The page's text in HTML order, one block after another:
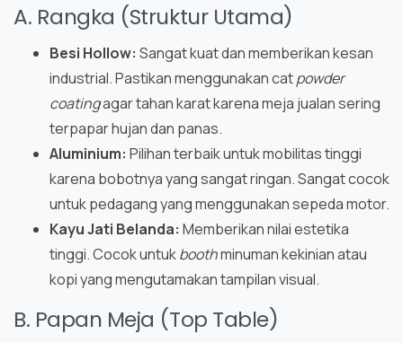
A. Rangka (Struktur Utama)
Besi Hollow: Sangat kuat dan memberikan kesan
industrial. Pastikan menggunakan catpowder
coatingagar tahan karat karena meja jualan sering
terpapar hujan dan panas.
Aluminium: Pilihan terbaik untuk mobilitas tinggi
karena bobotnya yang sangat ringan. Sangat cocok
untuk pedagang yang menggunakan sepeda motor.
Kayu Jati Belanda: Memberikan nilai estetika
tinggi. Cocok untukboothminuman kekinian atau
kopi yang mengutamakan tampilan visual.
B. Papan Meja (Top Table)